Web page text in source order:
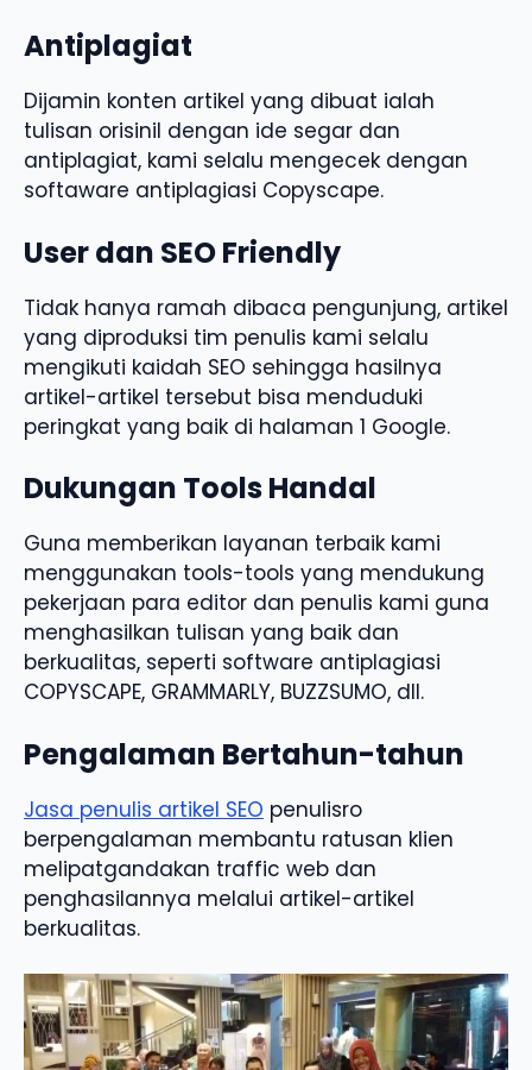
Antiplagiat
Dijamin konten artikel yang dibuat ialah
tulisan orisinil dengan ide segar dan
antiplagiat, kami selalu mengecek dengan
softaware antiplagiasi Copyscape.
User dan SEO Friendly
Tidak hanya ramah dibaca pengunjung, artikel
yang diproduksi tim penulis kami selalu
mengikuti kaidah SEO sehingga hasilnya
artikel-artikel tersebut bisa menduduki
peringkat yang baik di halaman 1 Google.
Dukungan Tools Handal
Guna memberikan layanan terbaik kami
menggunakan tools-tools yang mendukung
pekerjaan para editor dan penulis kami guna
menghasilkan tulisan yang baik dan
berkualitas, seperti software antiplagiasi
COPYSCAPE, GRAMMARLY, BUZZSUMO, dll.
Pengalaman Bertahun-tahun
Jasa penulis artikel SEO penulisro
berpengalaman membantu ratusan klien
melipatgandakan traffic web dan
penghasilannya melalui artikel-artikel
berkualitas.